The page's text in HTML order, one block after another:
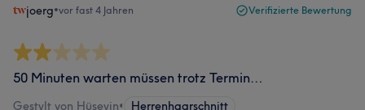
joerg•vor fast 4 Jahren Verifizierte Bewertung
50 Minuten warten müssen trotz Termin…
Gestylt von Hüseyin• Herrenhaarschnitt